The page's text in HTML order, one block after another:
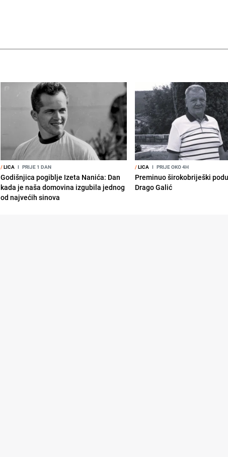
/LICA I PRIJE 1 DAN
Godišnjica pogiblje Izeta Nanića: Dan
kada je naša domovina izgubila jednog
od najvećih sinova
/LICA I PRIJE OKO 4H
Preminuo širokobriješki
Drago Galić